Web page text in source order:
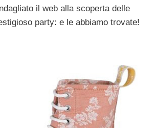
il web alla scoperta delle
party: e le abbiamo trovate!